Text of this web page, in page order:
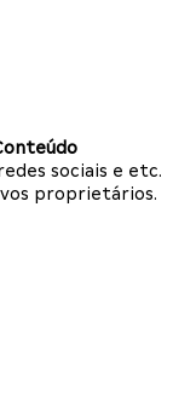
sociais e etc.
proprietários.